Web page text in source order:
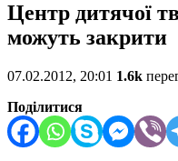
Центр дитячої
можуть закрити
07.02.2012, 20:01 1.6k
Поділитися